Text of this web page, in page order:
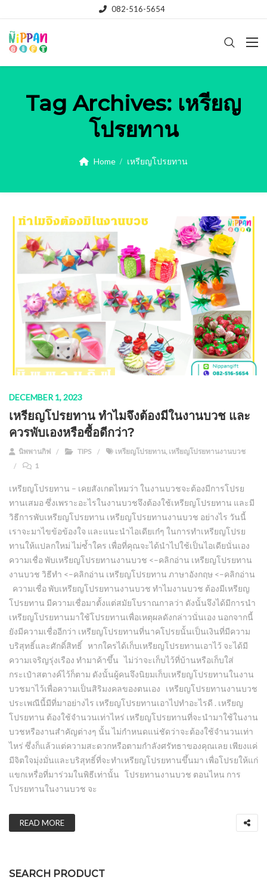
082-516-5654
Tag Archives: เหรียญ
โปรยทาน
Home เหรียญโปรยทาน
DECEMBER 1, 2023
เหรียญโปรยทาน ทำไมจึงต้องมีในงานบวช และ
ควรพับเองหรือซื้อดีกว่า?
นิพพานกิฟ TIPS เหรียญโปรยทาน, เหรียญโปรยทานงานบวช
1
เหรียญโปรยทาน – เคยสังเกตไหมว่า ในงานบวชจะต้องมีการโปรย
ทานเสมอ ซึ่งเพราะอะไรในงานบวชจึงต้องใช้เหรียญโปรยทาน และมี
วิธีการพับเหรียญโปรยทาน เหรียญโปรยทานงานบวช อย่างไร วันนี้
เราจะมาไขข้อข้องใจ และแนะนำไอเดียเก๋ๆ ในการทำเหรียญโปรย
ทานให้แปลกใหม่ ไม่ซ้ำใคร เพื่อที่คุณจะได้นำไปใช้เป็นไอเดียนั่นเอง
ความเชื่อ พับเหรียญโปรยทานงานบวช <–คลิกอ่าน เหรียญโปรยทาน
งานบวช วิธีทํา <–คลิกอ่าน เหรียญโปรยทาน ภาษาอังกฤษ <–คลิกอ่าน
ความเชื่อ พับเหรียญโปรยทานงานบวช ทำไมงานบวช ต้องมีเหรียญ
โปรยทาน มีความเชื่อมาตั้งแต่สมัยโบราณกาลว่า ดังนั้นจึงได้มีการนำ
เหรียญโปรยทานมาใช้โปรยทานเพื่อเหตุผลดังกล่าวนั่นเอง นอกจากนี้
ยังมีความเชื่ออีกว่า เหรียญโปรยทานที่นาคโปรยนั้นเป็นเงินที่มีความ
บริสุทธิ์และศักดิ์สิทธิ์ หากใครได้เก็บเหรียญโปรยทานเอาไว้ จะได้มี
ความเจริญรุ่งเรือง ทำมาค้าขึ้น ไม่ว่าจะเก็บไว้ที่บ้านหรือเก็บใส่
กระเป๋าสตางค์ไว้ก็ตาม ดังนั้นผู้คนจึงนิยมเก็บเหรียญโปรยทานในงาน
บวชมาไว้เพื่อความเป็นสิริมงคลของตนเอง เหรียญโปรยทานงานบวช
ประเพณีนี้มีที่มาอย่างไร เหรียญโปรยทานเอาไปทำอะไรดี . เหรียญ
โปรยทาน ต้องใช้จำนวนเท่าไหร่ เหรียญโปรยทานที่จะนำมาใช้ในงาน
บวชหรืองานสำคัญต่างๆ นั้น ไม่กำหนดแน่ชัดว่าจะต้องใช้จำนวนเท่า
ไหร่ ซึ่งก็แล้วแต่ความสะดวกหรือตามกำลังศรัทธาของคุณเลย เพียงแค่
มีจิตใจมุ่งมั่นและบริสุทธิ์ที่จะทำเหรียญโปรยทานขึ้นมา เพื่อโปรยให้แก่
แขกเหรื่อที่มาร่วมในพิธีเท่านั้น โปรยทานงานบวช ตอนไหน การ
โปรยทานในงานบวช จะ
READ MORE
SEARCH PRODUCT